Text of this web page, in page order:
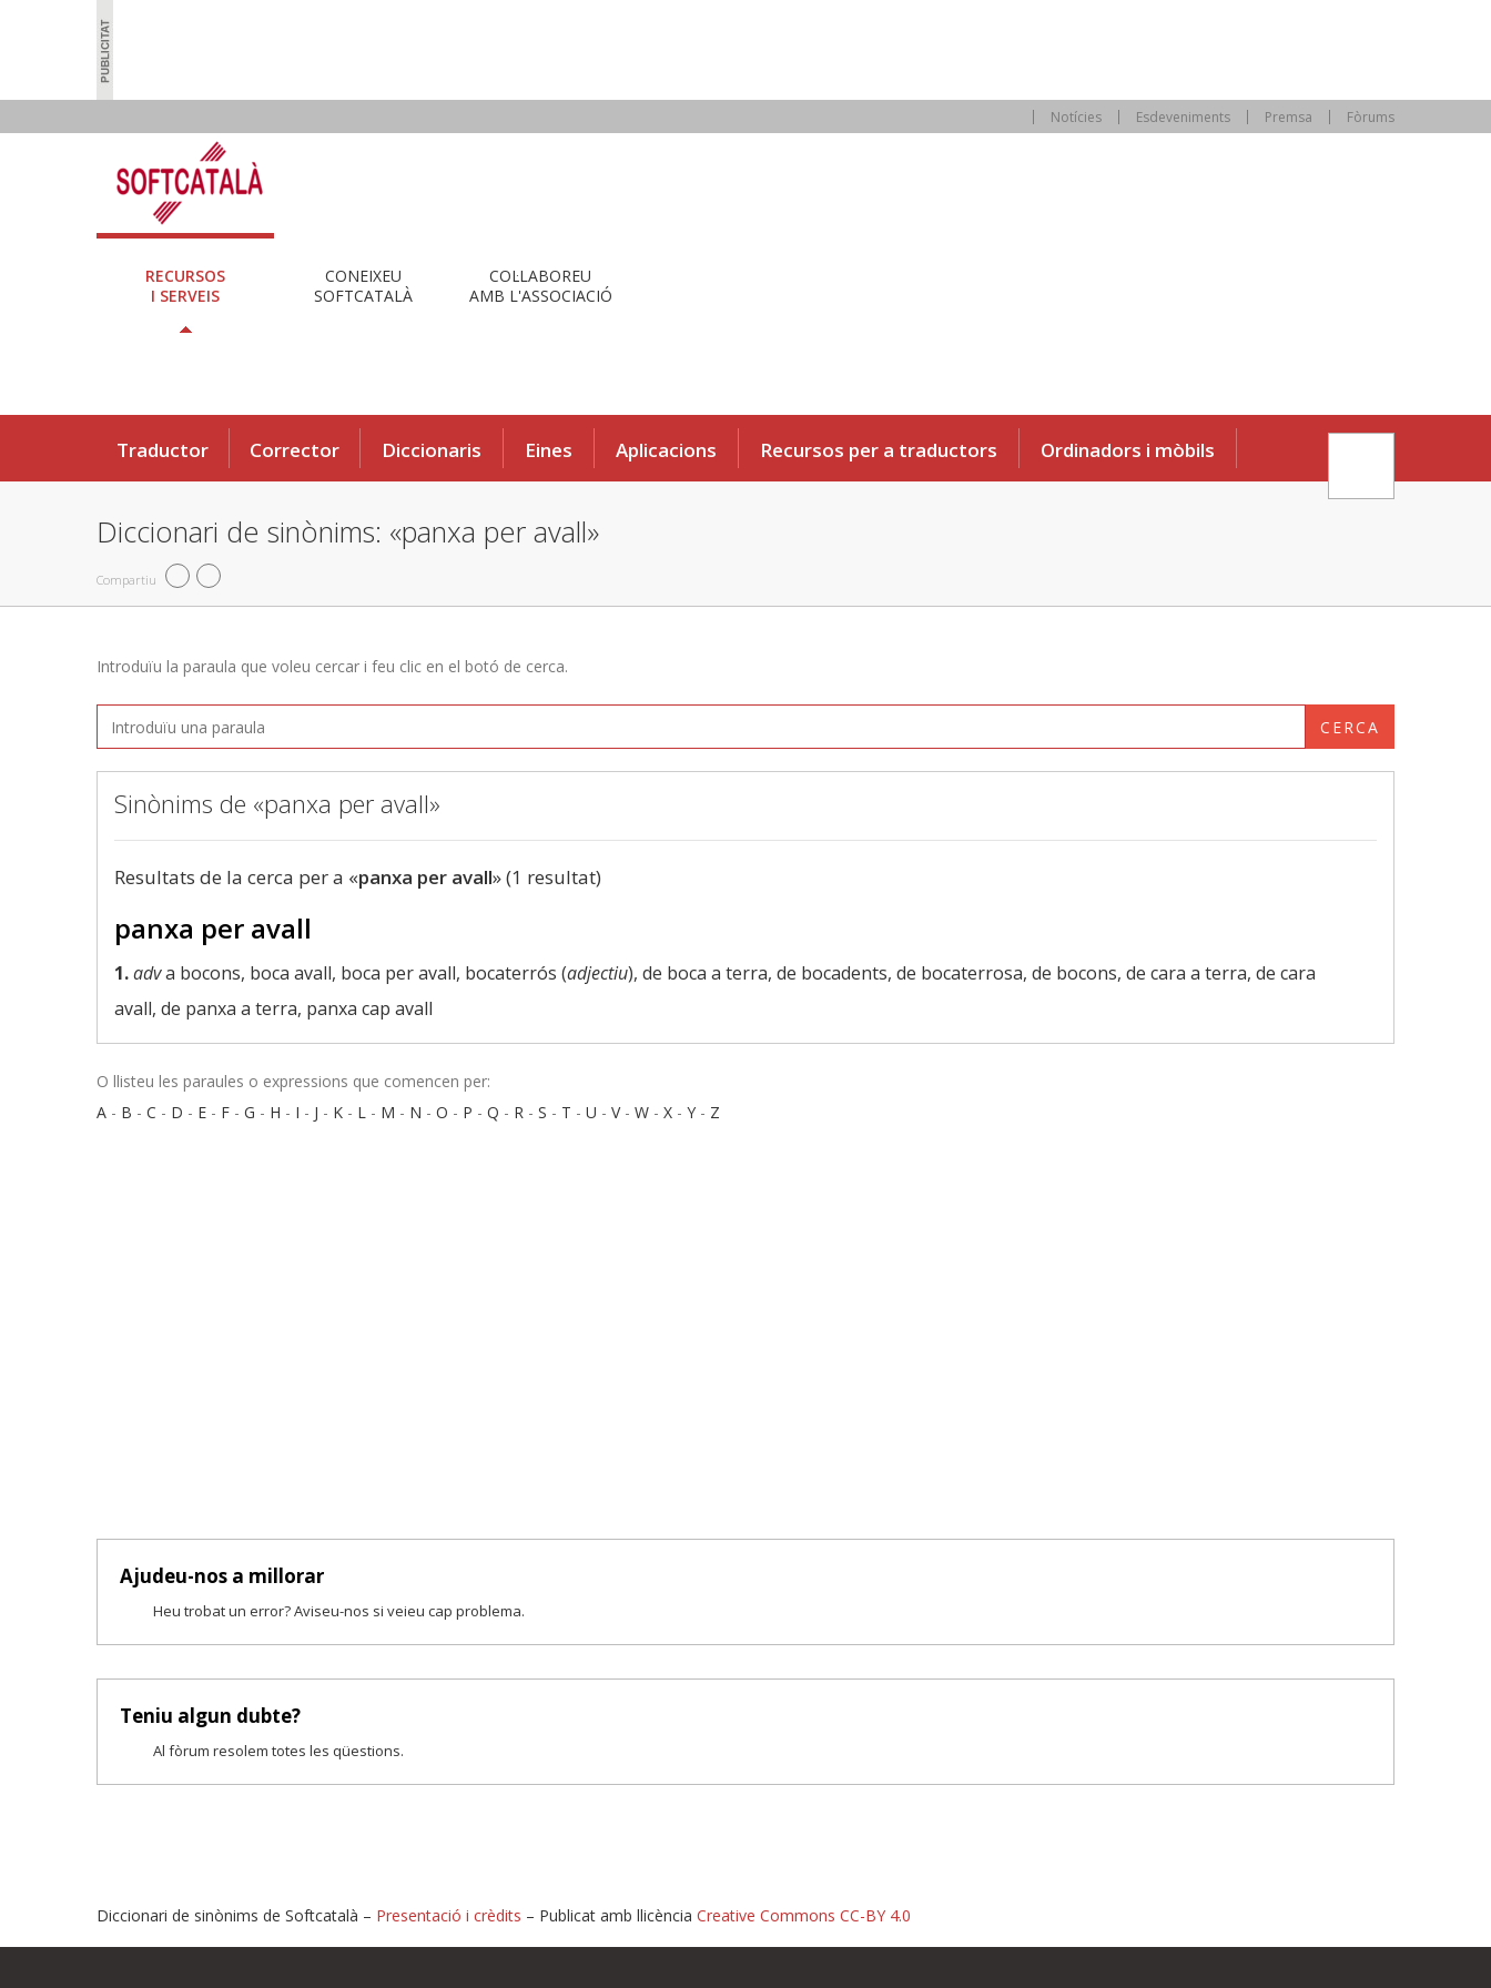
Notícies Esdeveniments Premsa Fòrums
RECURSOS
I SERVEIS
CONEIXEU
SOFTCATALÀ
COL·LABOREU
AMB L'ASSOCIACIÓ
Traductor Corrector Diccionaris Eines Aplicacions Recursos per a traductors Ordinadors i mòbils
Diccionari de sinònims: «panxa per avall»
Compartiu
Introduïu la paraula que voleu cercar i feu clic en el botó de cerca.
CERCA
Sinònims de «panxa per avall»
Resultats de la cerca per a «panxa per avall» (1 resultat)
panxa per avall
1.adva bocons, boca avall, boca per avall, bocaterrós (adjectiu), de boca a terra, de bocadents, de bocaterrosa, de bocons, de cara a terra, de cara
avall, de panxa a terra, panxa cap avall
O llisteu les paraules o expressions que comencen per:
A - B - C - D - E - F - G - H - I - J - K - L - M - N - O - P - Q - R - S - T - U - V- W - X - Y - Z
Ajudeu-nos a millorar
Heu trobat un error? Aviseu-nos si veieu cap problema.
Teniu algun dubte?
Al fòrum resolem totes les qüestions.
Diccionari de sinònims de Softcatalà – Presentació i crèdits – Publicat amb llicència Creative Commons CC-BY 4.0